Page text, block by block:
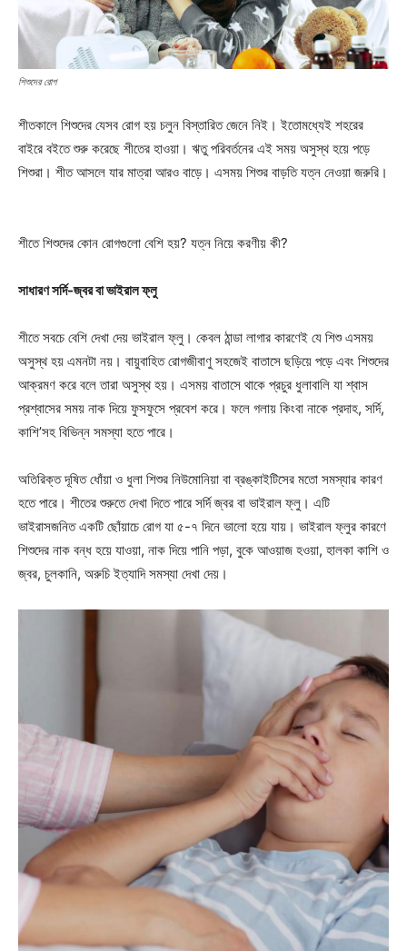
শিশুদের রোগ
শীতকালে শিশুদের যেসব রোগ হয় চলুন বিস্তারিত জেনে নিই। ইতোমধ্যেই শহরের
বাইরে বইতে শুরু করেছে শীতের হাওয়া। ঋতু পরিবর্তনের এই সময় অসুস্থ হয়ে পড়ে
শিশুরা। শীত আসলে যার মাত্রা আরও বাড়ে। এসময় শিশুর বাড়তি যত্ন নেওয়া জরুরি।
শীতে শিশুদের কোন রোগগুলো বেশি হয়? যত্ন নিয়ে করণীয় কী?
সাধারণ সর্দি-জ্বর বা ভাইরাল ফ্লু
শীতে সবচে বেশি দেখা দেয় ভাইরাল ফ্লু। কেবল ঠান্ডা লাগার কারণেই যে শিশু এসময়
অসুস্থ হয় এমনটা নয়। বায়ুবাহিত রোগজীবাণু সহজেই বাতাসে ছড়িয়ে পড়ে এবং শিশুদের
আক্রমণ করে বলে তারা অসুস্থ হয়। এসময় বাতাসে থাকে প্রচুর ধুলাবালি যা শ্বাস
প্রশ্বাসের সময় নাক দিয়ে ফুসফুসে প্রবেশ করে। ফলে গলায় কিংবা নাকে প্রদাহ, সর্দি,
কাশি’সহ বিভিন্ন সমস্যা হতে পারে।
অতিরিক্ত দূষিত ধোঁয়া ও ধুলা শিশুর নিউমোনিয়া বা ব্রঙ্কাইটিসের মতো সমস্যার কারণ
হতে পারে। শীতের শুরুতে দেখা দিতে পারে সর্দি জ্বর বা ভাইরাল ফ্লু। এটি
ভাইরাসজনিত একটি ছোঁয়াচে রোগ যা ৫-৭ দিনে ভালো হয়ে যায়। ভাইরাল ফ্লুর কারণে
শিশুদের নাক বন্ধ হয়ে যাওয়া, নাক দিয়ে পানি পড়া, বুকে আওয়াজ হওয়া, হালকা কাশি ও
জ্বর, চুলকানি, অরুচি ইত্যাদি সমস্যা দেখা দেয়।